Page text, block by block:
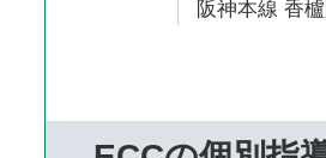
阪神本線 香